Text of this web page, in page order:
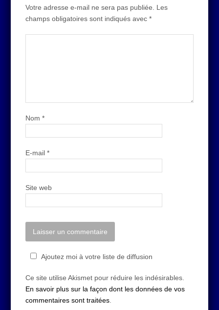
Votre adresse e-mail ne sera pas publiée.
Les
champs obligatoires sont indiqués avec*
Nom*
E-mail*
Site web
Ajoutez moi à votre liste de diffusion
Ce site utilise Akismet pour réduire les indésirables.
En savoir plus sur la façon dont les données de vos
commentaires sont traitées